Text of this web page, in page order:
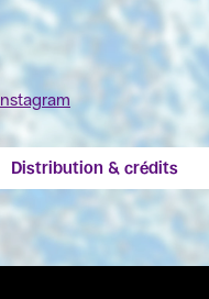
Instagram
Distribution & crédits